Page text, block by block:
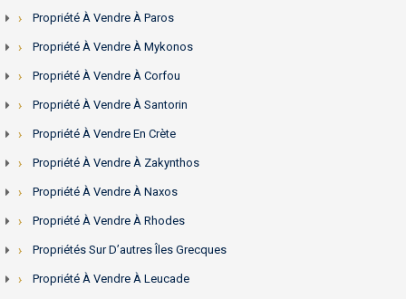
Propriété À Vendre À Paros
Propriété À Vendre À Mykonos
Propriété À Vendre À Corfou
Propriété À Vendre À Santorin
Propriété À Vendre En Crète
Propriété À Vendre À Zakynthos
Propriété À Vendre À Naxos
Propriété À Vendre À Rhodes
Propriétés Sur D’autres Îles Grecques
Propriété À Vendre À Leucade